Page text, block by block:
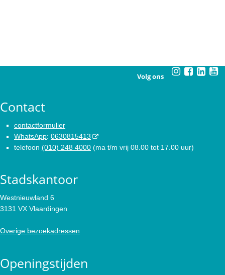
Volg ons
Contact
contactformulier
WhatsApp: 0630815413
telefoon (010) 248 4000 (ma t/m vrij 08.00 tot 17.00 uur)
Stadskantoor
Westnieuwland 6
3131 VX Vlaardingen
Overige bezoekadressen
Openingstijden